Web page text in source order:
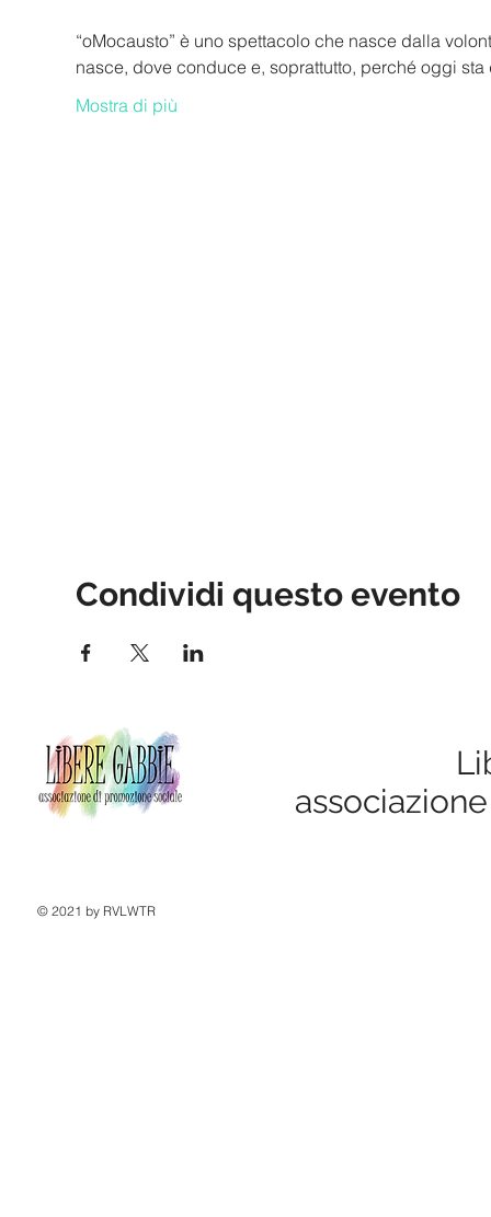
“oMocausto” è uno spettacolo che nasce dalla
nasce, dove conduce e, soprattutto, perché oggi
Mostra di più
Condividi questo evento
© 2021 by RVLWTR